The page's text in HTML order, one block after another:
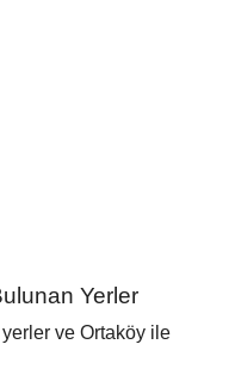
Yerler
ve Ortaköy ile